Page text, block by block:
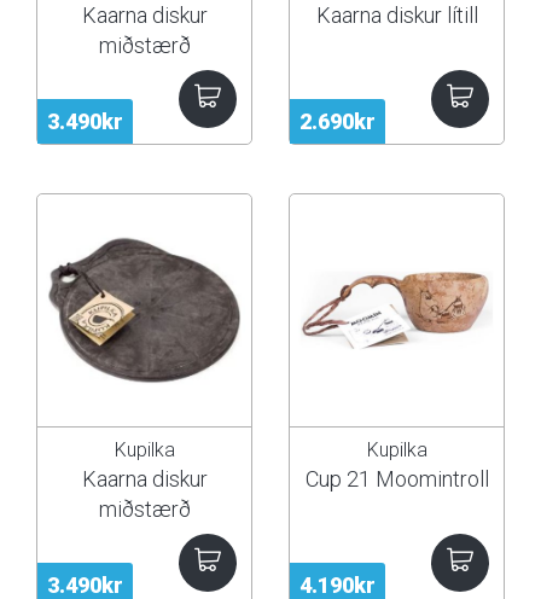
3.490kr
Kaarna diskur
miðstærð
2.690kr
Kaarna diskur lítill
3.490kr
Kupilka
Kaarna diskur
miðstærð
4.190kr
Kupilka
Cup 21 Moomintroll